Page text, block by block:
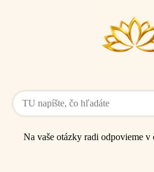
Na vaše otázky radi odpovieme v